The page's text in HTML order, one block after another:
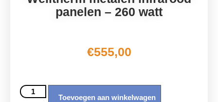
panelen – 260 watt
€555,00
Toevoegen aan winkelwagen